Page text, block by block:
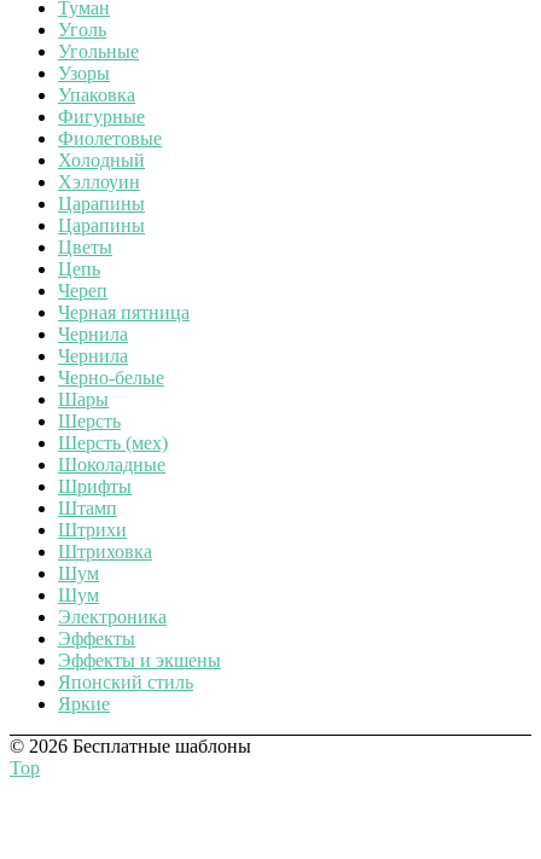
Туман
Уголь
Угольные
Узоры
Упаковка
Фигурные
Фиолетовые
Холодный
Хэллоуин
Царапины
Царапины
Цветы
Цепь
Череп
Черная пятница
Чернила
Чернила
Черно-белые
Шары
Шерсть
Шерсть (мех)
Шоколадные
Шрифты
Штамп
Штрихи
Штриховка
Шум
Шум
Электроника
Эффекты
Эффекты и экшены
Японский стиль
Яркие
© 2026 Бесплатные шаблоны
Top